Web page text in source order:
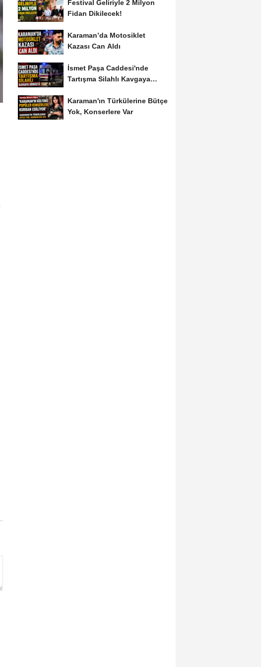
Festival Geliriyle 2 Milyon
Fidan Dikilecek!
Karaman’da Motosiklet
Kazası Can Aldı
İsmet Paşa Caddesi'nde
Tartışma Silahlı Kavgaya
Karaman'ın Türkülerine Bütçe
Yok, Konserlere Var